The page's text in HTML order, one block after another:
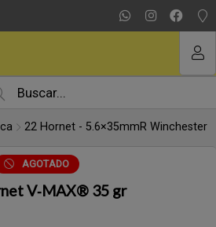
22 Hornet - 5.6×35mmR Winchester
AGOTADO
V‑MAX® 35 gr